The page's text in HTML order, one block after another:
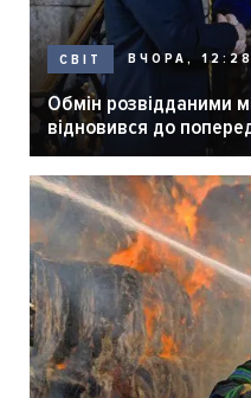
СВІТ ВЧОРА, 12:28
Обмін розвідданими
відновився до